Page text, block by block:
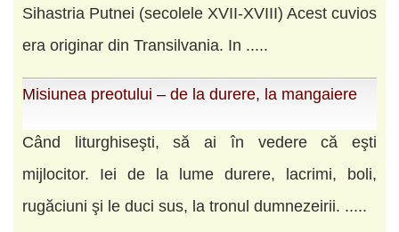
Sihastria Putnei (secolele XVII-XVIII) Acest cuvios
era originar din Transilvania. In .....
Misiunea preotului – de la durere, la mangaiere
Când liturghiseşti, să ai în vedere că eşti
mijlocitor. Iei de la lume durere, lacrimi, boli,
rugăciuni şi le duci sus, la tronul dumnezeirii. .....